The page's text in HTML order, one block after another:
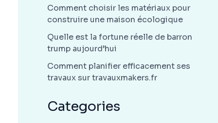
Comment choisir les matériaux pour
construire une maison écologique
Quelle est la fortune réelle de barron
trump aujourd’hui
Comment planifier efficacement ses
travaux sur travauxmakers.fr
Categories